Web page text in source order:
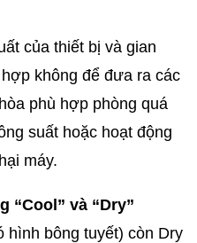
của thiết bị và gian
không để đưa ra các
phù hợp phòng quá
suất hoặc hoạt động
máy.
“Cool” và “Dry”
hình bông tuyết) còn Dry